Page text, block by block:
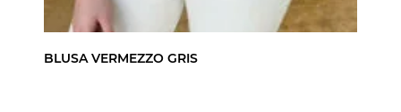
BLUSA VERMEZZO GRIS